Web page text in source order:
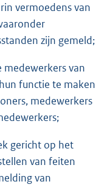
vermoedens van
zijn gemeld;
medewerkers van
functie te maken
medewerkers
gericht op het
van feiten
van